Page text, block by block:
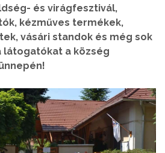
és virágfesztivál,
kézműves termékek,
vásári standok és még sok
látogatókat a község